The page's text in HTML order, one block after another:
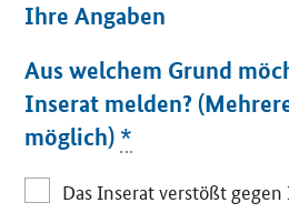
Ihre Angaben
Aus welchem Grund
Inserat melden?
möglich) *
Das Inserat verstößt